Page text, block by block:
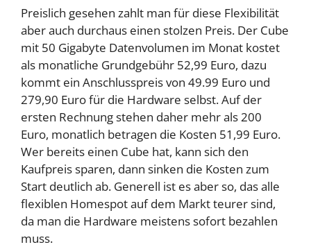
Preislich gesehen zahlt man für diese Flexibilität
aber auch durchaus einen stolzen Preis. Der Cube
mit 50 Gigabyte Datenvolumen im Monat kostet
als monatliche Grundgebühr 52,99 Euro, dazu
kommt ein Anschlusspreis von 49.99 Euro und
279,90 Euro für die Hardware selbst. Auf der
ersten Rechnung stehen daher mehr als 200
Euro, monatlich betragen die Kosten 51,99 Euro.
Wer bereits einen Cube hat, kann sich den
Kaufpreis sparen, dann sinken die Kosten zum
Start deutlich ab. Generell ist es aber so, das alle
flexiblen Homespot auf dem Markt teurer sind,
da man die Hardware meistens sofort bezahlen
muss.